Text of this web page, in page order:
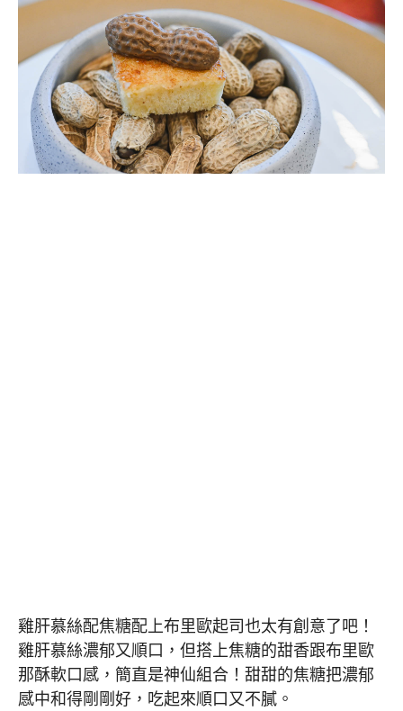
雞肝慕絲配焦糖配上布里歐起司也太有創意了吧！
雞肝慕絲濃郁又順口，但搭上焦糖的甜香跟布里歐
那酥軟口感，簡直是神仙組合！甜甜的焦糖把濃郁
感中和得剛剛好，吃起來順口又不膩。